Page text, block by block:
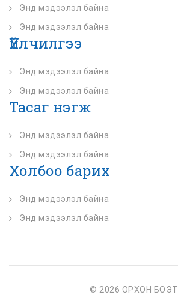
Энд мэдээлэл байна
Энд мэдээлэл байна
Үйлчилгээ
Энд мэдээлэл байна
Энд мэдээлэл байна
Тасаг нэгж
Энд мэдээлэл байна
Энд мэдээлэл байна
Холбоо барих
Энд мэдээлэл байна
Энд мэдээлэл байна
© 2026 ОРХОН БОЭТ.